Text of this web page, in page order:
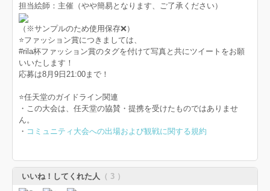
担当絵師：主催（やや簡易となります、ご了承ください）
（※サンプルのため使用保存❌）
⭐️ファッション賞につきましては、
#rila杯ファッション賞のタグを付けて写真と共にツイートをお願
いいたします！
応募は8月9日21:00まで！
⭐️任天堂のガイドライン関連
・この大会は、任天堂の協賛・提携を受けたものではありませ
ん。
・ コミュニティ大会への出場および観戦に関する規約
いいね！してくれた人 （ 3 ）